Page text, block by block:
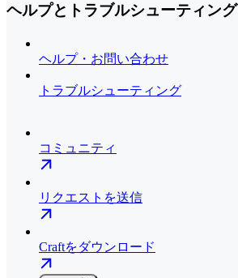
ヘルプとトラブルシューティング
ヘルプ・お問い合わせ
トラブルシューティング
コミュニティ
リクエストを送信
Craftをダウンロード